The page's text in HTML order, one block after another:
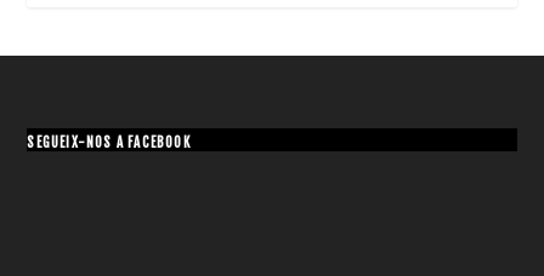
SEGUEIX-NOS A FACEBOOK